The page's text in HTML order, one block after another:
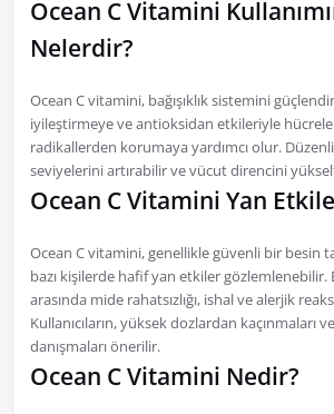
Ocean C Vitamini
Nelerdir?
Ocean C vitamini, bağışıklık sistemini
iyileştirmeye ve antioksidan etkileriyle
radikallerden korumaya yardımcı olur.
seviyelerini artırabilir ve vücut direncini
Ocean C Vitamini Yan
Ocean C vitamini, genellikle güvenli bir besin
bazı kişilerde hafif yan etkiler gözlemlenebilir.
arasında mide rahatsızlığı, ishal ve alerjik
Kullanıcıların, yüksek dozlardan kaçınmaları
danışmaları önerilir.
Ocean C Vitamini Nedir?